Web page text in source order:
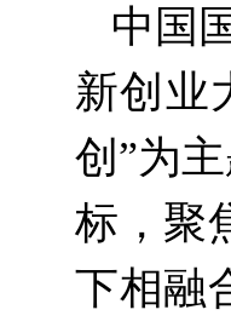
中国
新创业
创”为
标，聚
下相融